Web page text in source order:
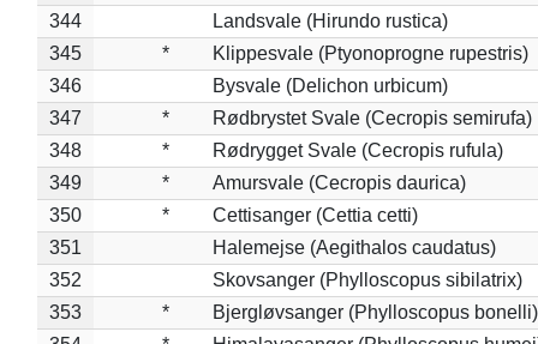
344
Landsvale (Hirundo rustica)
345
*
Klippesvale (Ptyonoprogne rupestris)
346
Bysvale (Delichon urbicum)
347
*
Rødbrystet Svale (Cecropis semirufa)
348
*
Rødrygget Svale (Cecropis rufula)
349
*
Amursvale (Cecropis daurica)
350
*
Cettisanger (Cettia cetti)
351
Halemejse (Aegithalos caudatus)
352
Skovsanger (Phylloscopus sibilatrix)
353
*
Bjergløvsanger (Phylloscopus bonelli)